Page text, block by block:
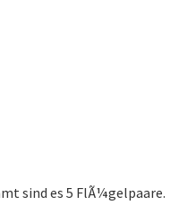
sind es 5 FlÃ¼gelpaare.